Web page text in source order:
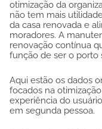
otimização da
não tem mais
da casa renovada e
moradores. A
renovação contínua
função de ser o porto
Aqui estão os dados
focados na
experiência do
em segunda pessoa.